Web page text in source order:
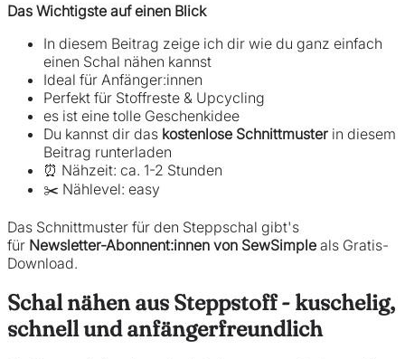
Das Wichtigste auf einen Blick
In diesem Beitrag zeige ich dir wie du ganz einfach
einen Schal nähen kannst
Ideal für Anfänger:innen
Perfekt für Stoffreste & Upcycling
es ist eine tolle Geschenkidee
Du kannst dir das kostenlose Schnittmuster in diesem
Beitrag runterladen
⏰ Nähzeit: ca. 1-2 Stunden
✂️ Nählevel: easy
Das Schnittmuster für den Steppschal gibt's
für Newsletter-Abonnent:innen von SewSimple als Gratis-
Download.
Schal nähen aus Steppstoff - kuschelig,
schnell und anfängerfreundlich